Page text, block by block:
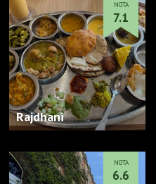
Rajdhani
NOTA
7.1
NOTA
6.6